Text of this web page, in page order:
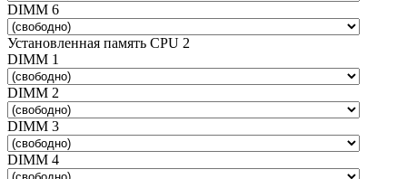
DIMM 6
Установленная память CPU 2
DIMM 1
DIMM 2
DIMM 3
DIMM 4